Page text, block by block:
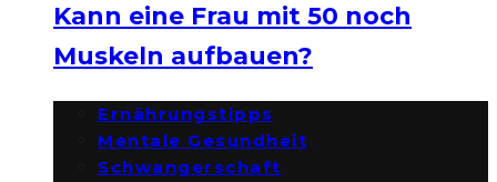
Kann eine Frau mit 50 noch
Muskeln aufbauen?
Ernährungstipps
Mentale Gesundheit
Schwangerschaft